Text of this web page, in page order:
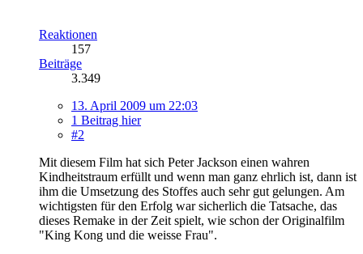
Reaktionen
157
Beiträge
3.349
13. April 2009 um 22:03
1 Beitrag hier
#2
Mit diesem Film hat sich Peter Jackson einen wahren
Kindheitstraum erfüllt und wenn man ganz ehrlich ist, dann ist
ihm die Umsetzung des Stoffes auch sehr gut gelungen. Am
wichtigsten für den Erfolg war sicherlich die Tatsache, das
dieses Remake in der Zeit spielt, wie schon der Originalfilm
"King Kong und die weisse Frau".